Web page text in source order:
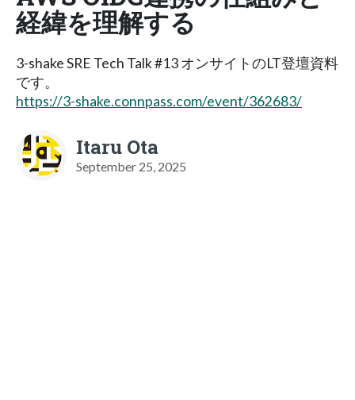
経緯を理解する
3-shake SRE Tech Talk #13 オンサイトのLT登壇資料
です。
https://3-shake.connpass.com/event/362683/
Itaru Ota
September 25, 2025